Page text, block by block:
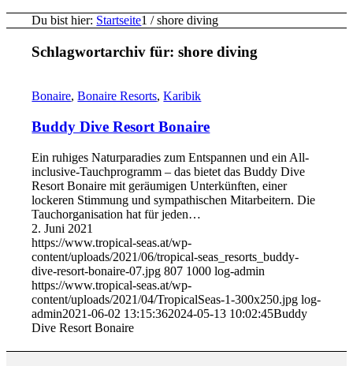
Du bist hier: Startseite1 / shore diving
Schlagwortarchiv für:shore diving
Bonaire,Bonaire Resorts,Karibik
Buddy Dive Resort Bonaire
Ein ruhiges Naturparadies zum Entspannen und ein All-
inclusive-Tauchprogramm – das bietet das Buddy Dive
Resort Bonaire mit geräumigen Unterkünften, einer
lockeren Stimmung und sympathischen Mitarbeitern. Die
Tauchorganisation hat für jeden…
2. Juni 2021
https://www.tropical-seas.at/wp-
content/uploads/2021/06/tropical-seas_resorts_buddy-
dive-resort-bonaire-07.jpg 807 1000 log-admin
https://www.tropical-seas.at/wp-
content/uploads/2021/04/TropicalSeas-1-300x250.jpg log-
admin2021-06-02 13:15:362024-05-13 10:02:45Buddy
Dive Resort Bonaire